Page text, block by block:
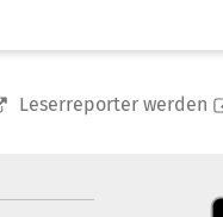
Leserreporter werden